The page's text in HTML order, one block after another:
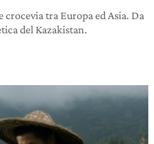
tra Europa ed Asia. Da
del Kazakistan.